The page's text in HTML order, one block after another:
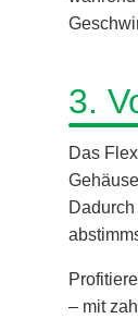
3.
Das
– mit